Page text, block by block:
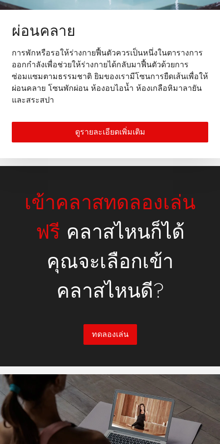
ผ่อนคลาย
การพักหรือรอให้ร่างกายฟื้นตัวควรเป็นหนึ่งในตารางการ
ออกกำลังเพื่อช่วยให้ร่างกายได้กลับมาฟื้นตัวด้วยการ
ซ่อมแซมตามธรรมชาติ ยิมของเรามีโซนการยืดเส้นเพื่อให้
ผ่อนคลาย โซนพักผ่อน ห้องอบไอน้ำ ห้องเกลือหิมาลายัน
และสระสปา
ดูรายละเอียดเพิ่มเติม
เข้าคลาสทดลองเล่น
ฟรีคลาสไหนก็ได้
คุณจะเลือกเข้า
คลาสไหนดี?
ทดลองเล่น